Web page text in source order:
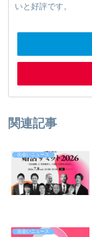
いと好評です。
関連記事
出会いニュース
出会いニュース